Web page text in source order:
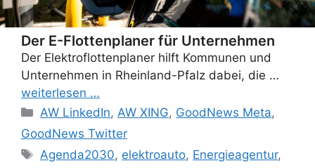
Der E-Flottenplaner für Unternehmen
Der Elektroflottenplaner hilft Kommunen und
Unternehmen in Rheinland-Pfalz dabei, die …
weiterlesen …
Categories
AW LinkedIn,AW XING, GoodNews Meta,
GoodNews Twitter
Tags
Agenda2030, elektroauto, Energieagentur,